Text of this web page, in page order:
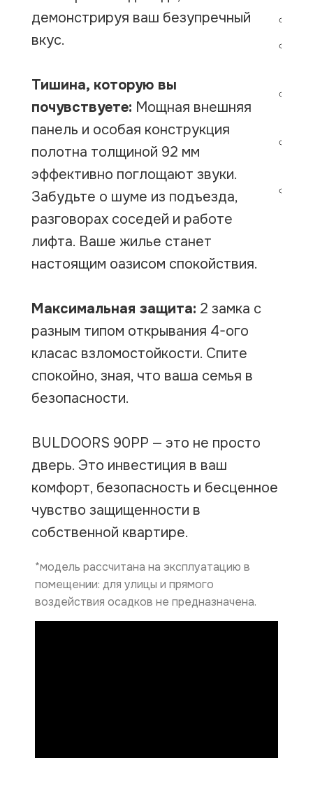
демонстрируя ваш безупречный
вкус.
Тишина, которую вы
почувствуете: Мощная внешняя
панель и особая конструкция
полотна толщиной 92 мм
эффективно поглощают звуки.
Забудьте о шуме из подъезда,
разговорах соседей и работе
лифта. Ваше жилье станет
настоящим оазисом спокойствия.
Максимальная защита: 2 замка с
разным типом открывания 4-ого
класас взломостойкости. Спите
спокойно, зная, что ваша семья в
безопасности.
BULDOORS 90PP — это не просто
дверь. Это инвестиция в ваш
комфорт, безопасность и бесценное
чувство защищенности в
собственной квартире.
*модель рассчитана на эксплуатацию в
помещении: для улицы и прямого
воздействия осадков не предназначена.